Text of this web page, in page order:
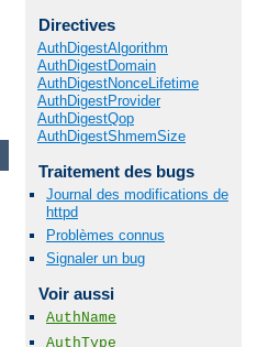
Directives
AuthDigestAlgorithm
AuthDigestDomain
AuthDigestNonceLifetime
AuthDigestProvider
AuthDigestQop
AuthDigestShmemSize
Traitement des bugs
Journal des modifications de
httpd
Problèmes connus
Signaler un bug
Voir aussi
AuthName
AuthType